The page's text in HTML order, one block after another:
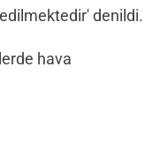
denildi.
hava